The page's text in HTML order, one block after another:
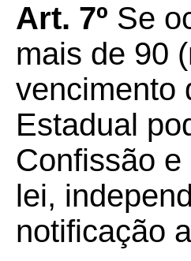
Art. 7º Se
mais de 90
vencimento
Estadual
Confissão
lei,
notificação